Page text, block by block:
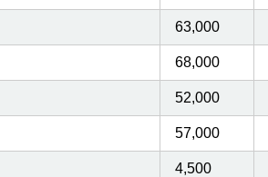
63,000
68,000
52,000
57,000
4,500